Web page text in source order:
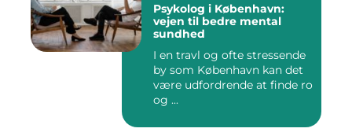
Psykolog i København:
vejen til bedre mental
sundhed
I en travl og ofte stressende
by som København kan det
være udfordrende at finde ro
og ...